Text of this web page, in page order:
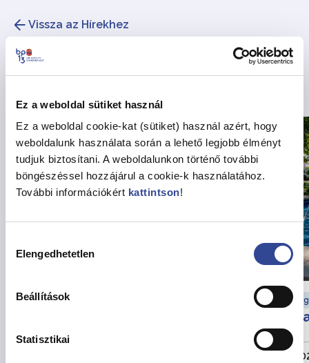
Ez a weboldal sütiket használ
Ez a weboldal cookie-kat (sütiket) használ azért, hogy
weboldalunk használata során a lehető legjobb élményt
tudjuk biztosítani. A weboldalunkon történő további
böngészéssel hozzájárul a cookie-k használatához.
További információkért kattintson!
kiválasztása
Elengedhetetlen
Beállítások
Statisztikai
Vissza az Hírekhez
Munkaügyi hírek
augusztusban